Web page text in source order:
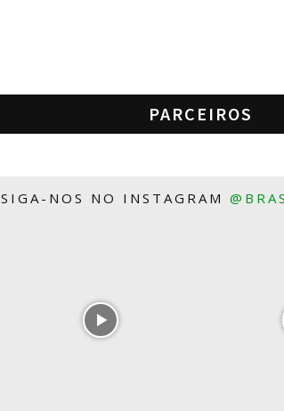
PARCEIROS
SIGA-NOS NO INSTAGRAM